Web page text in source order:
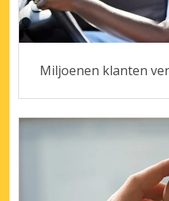
Miljoenen klanten